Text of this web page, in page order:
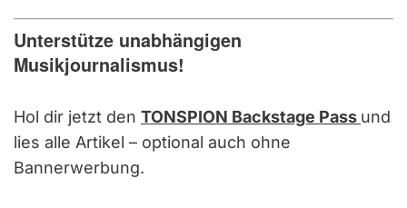
Unterstütze unabhängigen
Musikjournalismus!
Hol dir jetzt den TONSPION Backstage Pass und
lies alle Artikel – optional auch ohne
Bannerwerbung.